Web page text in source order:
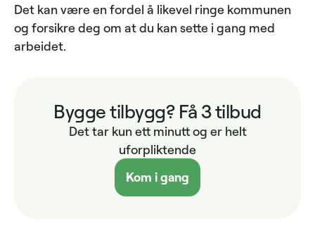
Det kan være en fordel å likevel ringe kommunen
og forsikre deg om at du kan sette i gang med
arbeidet.
Bygge tilbygg? Få 3 tilbud
Det tar kun ett minutt og er helt
uforpliktende
Kom i gang